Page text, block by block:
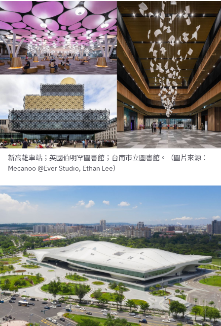
新高雄車站；英國伯明罕圖書館；台南市立圖書館。（圖片來源：
Mecanoo @Ever Studio, Ethan Lee）